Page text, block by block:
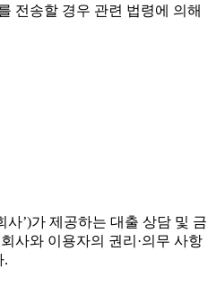
전송할 경우 관련 법령에 의해
사’)가 제공하는 대출 상담 및 금
사와 이용자의 권리·의무 사항
.